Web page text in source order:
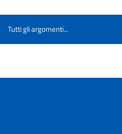
Tutti gli argomenti...